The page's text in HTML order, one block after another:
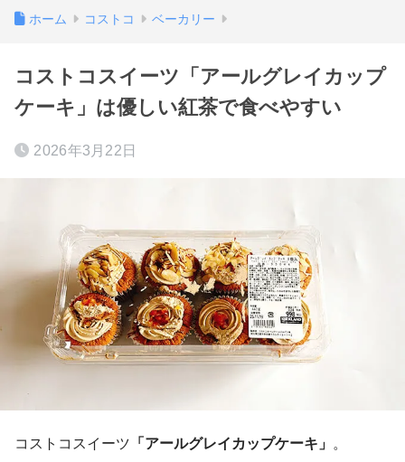
ホーム コストコ ベーカリー
コストコスイーツ「アールグレイカップ
ケーキ」は優しい紅茶で食べやすい
2026年3月22日
コストコスイーツ 「アールグレイカップケーキ」 。